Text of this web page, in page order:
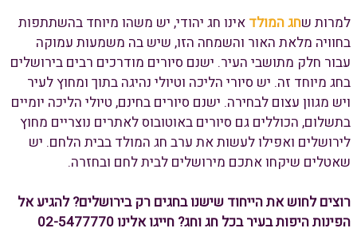
למרות שחג המולד אינו חג יהודי, יש משהו מיוחד בהשתתפות
בחוויה מלאת האור והשמחה הזו, שיש בה משמעות עמוקה
עבור חלק מתושבי העיר. ישנם סיורים מודרכים רבים בירושלים
בחג מיוחד זה. יש סיורי הליכה וטיולי נהיגה בתוך ומחוץ לעיר
ויש מגוון עצום לבחירה. ישנם סיורים בחינם, טיולי הליכה יומיים
בתשלום, הכוללים גם סיורים באוטובוס לאתרים נוצריים מחוץ
לירושלים ואפילו לעשות את ערב חג המולד בבית הלחם. יש
שאטלים שיקחו אתכם מירושלים לבית לחם ובחזרה.
רוצים לחוש את הייחוד שישנו בחגים רק בירושלים? להגיע אל
הפינות היפות בעיר בכל חג וחג? חייגו אלינו 02-5477770